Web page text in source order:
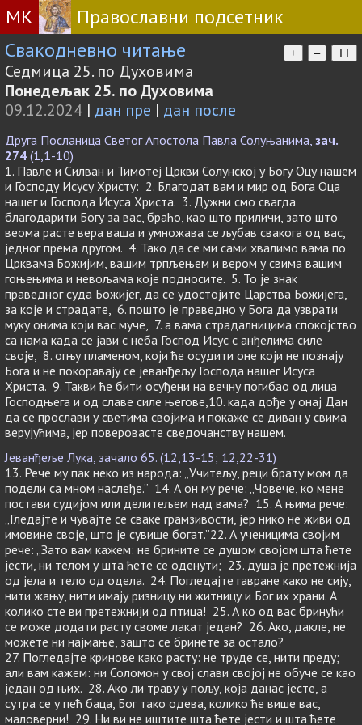
МК
Православни подсетник
Свакодневно читање
+ – TT
Седмица 25. по Духовима
Понедељак 25. по Духовима
09.12.2024 | дан пре | дан после
Друга Посланица Светог Апостола Павла Солуњанима, зач.
274(1,1-10)
1. Павле и Силван и Тимотеј Цркви Солунској у Богу Оцу нашем
и Господу Исусу Христу: 2. Благодат вам и мир од Бога Оца
нашег и Господа Исуса Христа. 3. Дужни смо свагда
благодарити Богу за вас, браћо, као што приличи, зато што
веома расте вера ваша и умножава се љубав свакога од вас,
једног према другом. 4. Тако да се ми сами хвалимо вама по
Црквама Божијим, вашим трпљењем и вером у свима вашим
гоњењима и невољама које подносите. 5. То је знак
праведног суда Божијег, да се удостојите Царства Божијега,
за које и страдате, 6. пошто је праведно у Бога да узврати
муку онима који вас муче, 7. a вама страдалницима спокојство
са нама када се јави с неба Господ Исус с анђелима силе
своје, 8. огњу пламеном, који ће осудити оне који не познају
Бога и не покоравају се јеванђељу Господа нашег Исуса
Христа. 9. Такви ће бити осуђени на вечну погибао од лица
Господњега и од славе силе његове,10. када дође у онај Дан
да се прослави у светима својима и покаже се диван у свима
верујућима, јер поверовасте сведочанству нашем.
Јеванђеље Лука, зачало 65. (12,13-15; 12,22-31)
13. Рече му пак неко из народа: „Учитељу, реци брату мом да
подели са мном наслеђе.” 14. А он му рече: „Човече, ко мене
постави судијом или делитељем над вама? 15. А њима рече:
„Гледајте и чувајте се сваке грамзивости, јер нико не живи од
имовине своје, што је сувише богат.”22. А ученицима својим
рече: „Зато вам кажем: не брините се душом својом шта ћете
јести, ни телом у шта ћете се оденути; 23. душа је претежнија
од јела и тело од одела. 24. Погледајте гавране како не сију,
нити жању, нити имају ризницу ни житницу и Бог их храни. А
колико сте ви претежнији од птица! 25. А ко од вас бринући
се може додати расту своме лакат један? 26. Ако, дакле, не
можете ни најмање, зашто се бринете за остало?
27. Погледајте кринове како расту: не труде се, нити преду;
али вам кажем: ни Соломон у свој слави својој не обуче се као
један од њих. 28. Ако ли траву у пољу, која данас јесте, а
сутра се у пећ баца, Бог тако одева, колико ће више вас,
маловерни! 29. Ни ви не иштите шта ћете јести и шта ћете